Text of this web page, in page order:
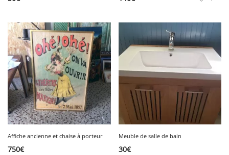
Affiche ancienne et chaise à porteur
750€
Meuble de salle de bain
30€